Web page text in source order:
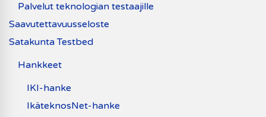
Palvelut teknologian testaajille
Saavutettavuusseloste
Satakunta Testbed
Hankkeet
IKI-hanke
IkäteknosNet-hanke